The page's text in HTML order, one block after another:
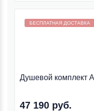
БЕСПЛАТНАЯ ДОСТАВКА
Душевой комплект
47 190 руб.